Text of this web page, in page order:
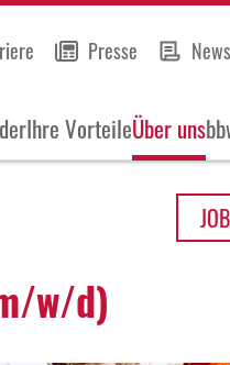
Presse
Ihre VorteileÜber uns
JOB
w/d)